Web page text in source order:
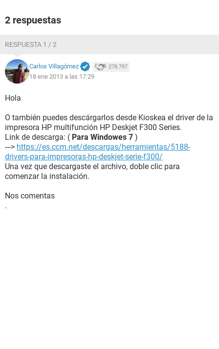
2 respuestas
RESPUESTA 1 / 2
Carlos Villagómez 278.797
18 ene 2013 a las 17:29
Hola
O también puedes descárgarlos desde Kioskea el driver de la
impresora HP multifunción HP Deskjet F300 Series.
Link de descarga: ( Para Windowes 7 )
---> https://es.ccm.net/descargas/herramientas/5188-
drivers-para-impresoras-hp-deskjet-serie-f300/
Una vez que descargaste el archivo, doble clic para
comenzar la instalación.
Nos comentas
.